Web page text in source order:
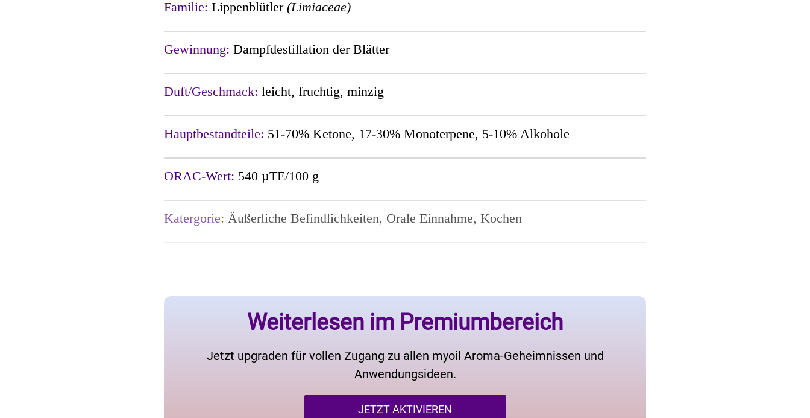
Familie: Lippenblütler (Limiaceae)
Gewinnung: Dampfdestillation der Blätter
Duft/Geschmack: leicht, fruchtig, minzig
Hauptbestandteile: 51-70% Ketone, 17-30% Monoterpene, 5-10% Alkohole
ORAC-Wert: 540 µTE/100 g
Katergorie: Äußerliche Befindlichkeiten, Orale Einnahme, Kochen
Weiterlesen im Premiumbereich
Jetzt upgraden für vollen Zugang zu allen myoil Aroma-Geheimnissen und
Anwendungsideen.
JETZT AKTIVIEREN